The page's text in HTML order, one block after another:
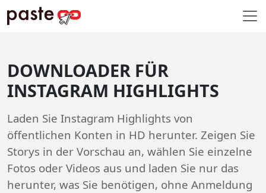
DOWNLOADER FÜR
INSTAGRAM HIGHLIGHTS
Laden Sie Instagram Highlights von
öffentlichen Konten in HD herunter. Zeigen Sie
Storys in der Vorschau an, wählen Sie einzelne
Fotos oder Videos aus und laden Sie nur das
herunter, was Sie benötigen, ohne Anmeldung